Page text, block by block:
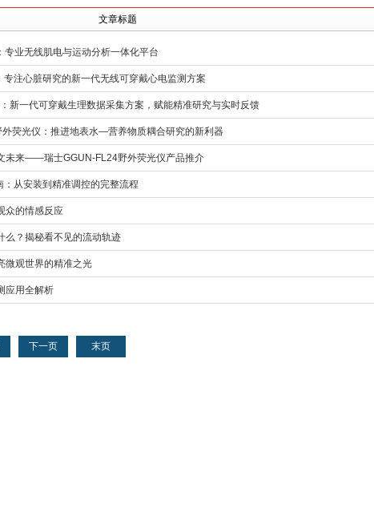
文章标题
专业无线肌电与运动分析一体化平台
注心脏研究的新一代无线可穿戴心电监测方案
新一代可穿戴生理数据采集方案，赋能精准研究与实时反馈
荧光仪：推进地表水—营养物质耦合研究的新利器
未来——瑞士GGUN-FL24野外荧光仪产品推介
从安装到精准调控的完整流程
众的情感反应
么？揭秘看不见的流动轨迹
微观世界的精准之光
应用全解析
下一页 末页